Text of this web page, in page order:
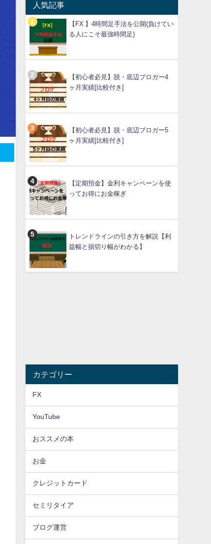
人気記事
【FX 】4時間足手法を公開(負けてい
る人にこそ最強時間足)
【初心者必見】脱・底辺ブロガー4
ヶ月実績[比較付き]
【初心者必見】脱・底辺ブロガー5
ヶ月実績[比較付き]
【定期預金】金利キャンペーンを使
ってお得にお金稼ぎ
トレンドラインの引き方を解説【利
益幅と損切り幅がわかる】
カテゴリー
FX
YouTube
おススメの本
お金
クレジットカード
セミリタイア
ブログ運営